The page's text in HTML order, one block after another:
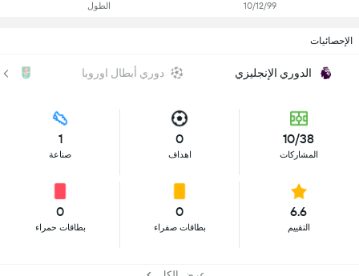
10/12/99 الطول
الإحصائيات
الدوري الإنجليزي دوري أبطال اوروبا
10/38
المشاركات
0
اهداف
1
صناعة
6.6
التقييم
0
بطاقات صفراء
0
بطاقات حمراء